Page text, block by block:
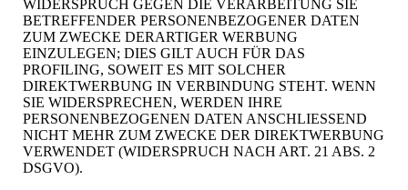
WIDERSPRUCH GEGEN DIE VERARBEITUNG SIE
BETREFFENDER PERSONENBEZOGENER DATEN
ZUM ZWECKE DERARTIGER WERBUNG
EINZULEGEN; DIES GILT AUCH FÜR DAS
PROFILING, SOWEIT ES MIT SOLCHER
DIREKTWERBUNG IN VERBINDUNG STEHT. WENN
SIE WIDERSPRECHEN, WERDEN IHRE
PERSONENBEZOGENEN DATEN ANSCHLIESSEND
NICHT MEHR ZUM ZWECKE DER DIREKTWERBUNG
VERWENDET (WIDERSPRUCH NACH ART. 21 ABS. 2
DSGVO).